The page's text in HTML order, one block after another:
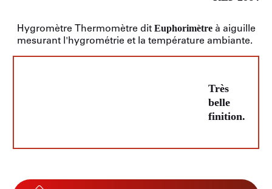
Hygromètre Thermomètre dit Euphorimètreà aiguille
mesurant l'hygrométrie et la température ambiante.
Très
belle
finition.